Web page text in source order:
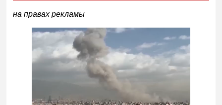
на правах рекламы